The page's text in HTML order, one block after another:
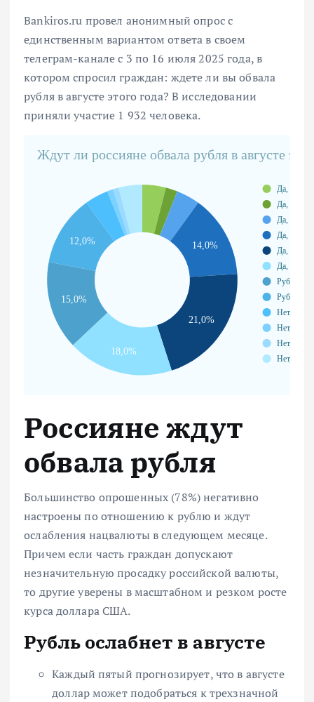
Bankiros.ru провел анонимный опрос с
единственным вариантом ответа в своем
телеграм-канале с 3 по 16 июля 2025 года, в
котором спросил граждан: ждете ли вы обвала
рубля в августе этого года? В исследовании
приняли участие 1 932 человека.
Россияне ждут
обвала рубля
Большинство опрошенных (78%) негативно
настроены по отношению к рублю и ждут
ослабления нацвалюты в следующем месяце.
Причем если часть граждан допускают
незначительную просадку российской валюты,
то другие уверены в масштабном и резком росте
курса доллара США.
Рубль ослабнет в августе
Каждый пятый прогнозирует, что в августе
доллар может подобраться к трехзначной